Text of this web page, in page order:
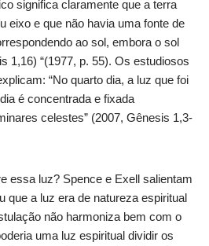
significa claramente que a terra
eixo e que não havia uma fonte de
ao sol, embora o sol
1,16) “(1977, p. 55). Os estudiosos
“No quarto dia, a luz que foi
é concentrada e fixada
celestes” (2007, Gênesis 1,3-
essa luz? Spence e Exell salientam
que a luz era de natureza espiritual
não harmoniza bem com o
uma luz espiritual dividir os